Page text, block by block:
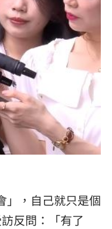
」，自己就只是個
反問：「有了